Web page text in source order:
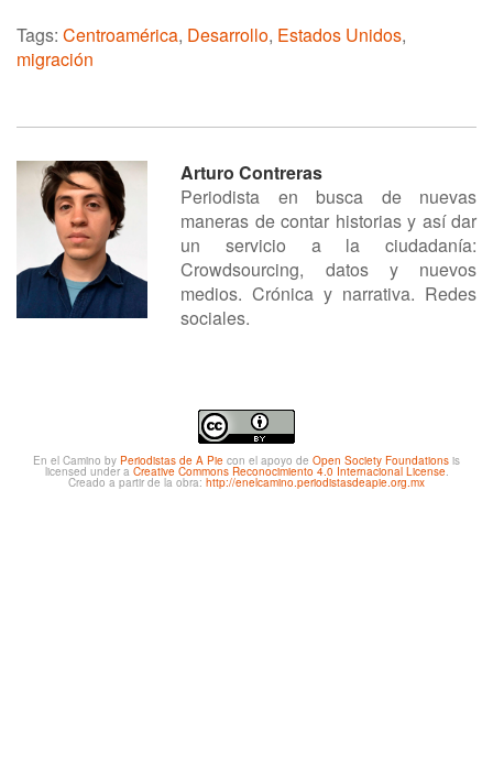
Tags: Centroamérica, Desarrollo, Estados Unidos,
migración
Arturo Contreras
Periodista en busca de nuevas
maneras de contar historias y así dar
un servicio a la ciudadanía:
Crowdsourcing, datos y nuevos
medios. Crónica y narrativa. Redes
sociales.
En el Camino by Periodistas de A Pie con el apoyo de Open Society Foundations is
licensed under a Creative Commons Reconocimiento 4.0 Internacional License.
Creado a partir de la obra: http://enelcamino.periodistasdeapie.org.mx